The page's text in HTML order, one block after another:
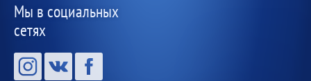
Мы в социальных
сетях